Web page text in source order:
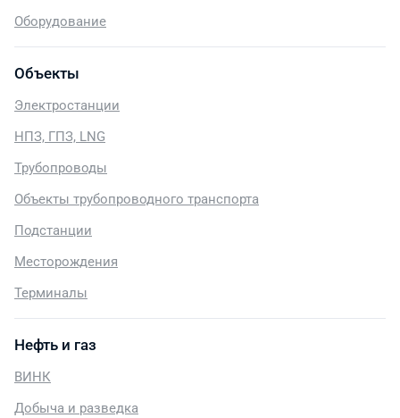
Оборудование
Объекты
Электростанции
НПЗ, ГПЗ, LNG
Трубопроводы
Объекты трубопроводного транспорта
Подстанции
Месторождения
Терминалы
Нефть и газ
ВИНК
Добыча и разведка